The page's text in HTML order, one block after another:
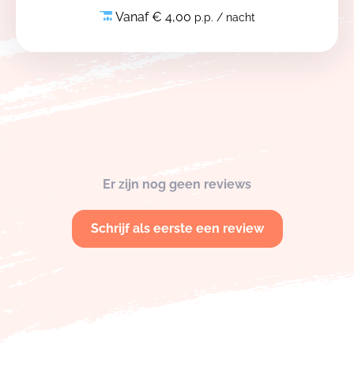
Vanaf € 4,00 p.p. / nacht
Er zijn nog geen reviews
Schrijf als eerste een review